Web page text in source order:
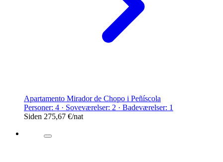
Apartamento Mirador de Chopo i Peñíscola
Personer: 4 · Soveværelser: 2 · Badeværelser: 1
Siden 275,67 €/nat